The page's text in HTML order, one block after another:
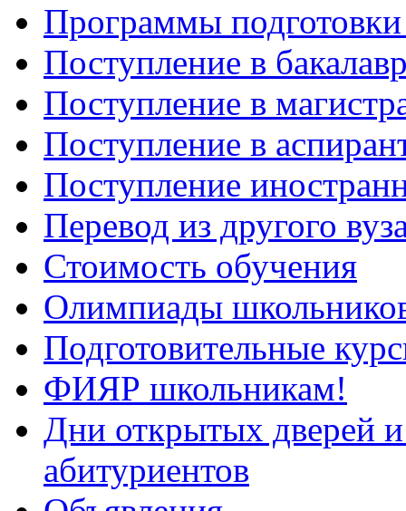
Программы подготовки
Поступление в
Поступление в
Поступление в
Поступление
Перевод из другого
Стоимость обучения
Олимпиады
Подготовительные
ФИЯР школьникам!
Дни открытых дверей
абитуриентов